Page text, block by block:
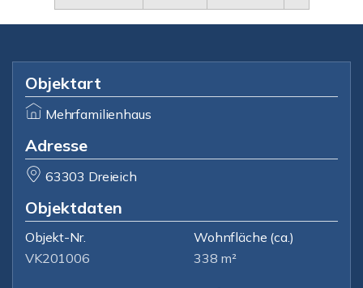
Objektart
Mehrfamilienhaus
Adresse
63303 Dreieich
Objektdaten
Objekt-Nr.
VK201006
Wohnfläche (ca.)
338 m²